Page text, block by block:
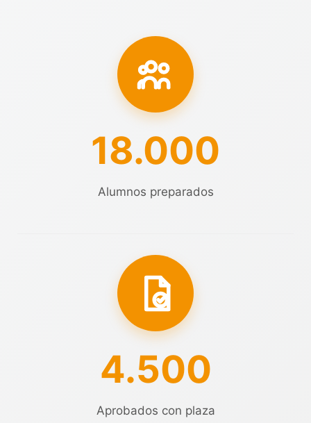
18.000
Alumnos preparados
4.500
Aprobados con plaza